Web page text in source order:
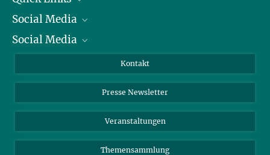
Präsident
Zahlen und Fakten
Meldestelle Fehlverhalten
Social Media
Bluesky
TikTok
Social Media
Instagram
YouTube
Kontakt
Presse Newsletter
Veranstaltungen
Themensammlung